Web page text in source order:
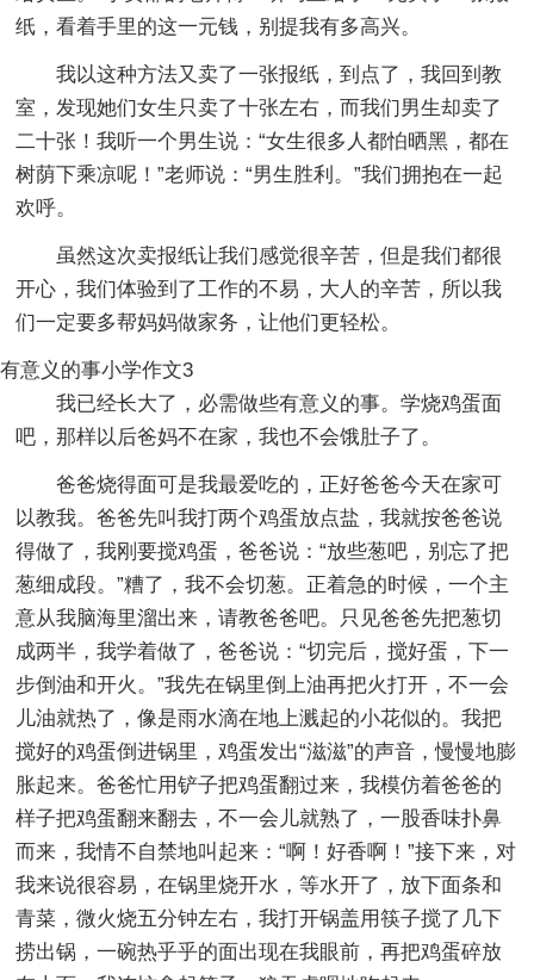
纸，看着手里的这一元钱，别提我有多高兴。
我以这种方法又卖了一张报纸，到点了，我回到教
室，发现她们女生只卖了十张左右，而我们男生却卖了
二十张！我听一个男生说：“女生很多人都怕晒黑，都在
树荫下乘凉呢！”老师说：“男生胜利。”我们拥抱在一起
欢呼。
虽然这次卖报纸让我们感觉很辛苦，但是我们都很
开心，我们体验到了工作的不易，大人的辛苦，所以我
们一定要多帮妈妈做家务，让他们更轻松。
有意义的事小学作文3
我已经长大了，必需做些有意义的事。学烧鸡蛋面
吧，那样以后爸妈不在家，我也不会饿肚子了。
爸爸烧得面可是我最爱吃的，正好爸爸今天在家可
以教我。爸爸先叫我打两个鸡蛋放点盐，我就按爸爸说
得做了，我刚要搅鸡蛋，爸爸说：“放些葱吧，别忘了把
葱细成段。”糟了，我不会切葱。正着急的时候，一个主
意从我脑海里溜出来，请教爸爸吧。只见爸爸先把葱切
成两半，我学着做了，爸爸说：“切完后，搅好蛋，下一
步倒油和开火。”我先在锅里倒上油再把火打开，不一会
儿油就热了，像是雨水滴在地上溅起的小花似的。我把
搅好的鸡蛋倒进锅里，鸡蛋发出“滋滋”的声音，慢慢地膨
胀起来。爸爸忙用铲子把鸡蛋翻过来，我模仿着爸爸的
样子把鸡蛋翻来翻去，不一会儿就熟了，一股香味扑鼻
而来，我情不自禁地叫起来：“啊！好香啊！”接下来，对
我来说很容易，在锅里烧开水，等水开了，放下面条和
青菜，微火烧五分钟左右，我打开锅盖用筷子搅了几下
捞出锅，一碗热乎乎的面出现在我眼前，再把鸡蛋碎放